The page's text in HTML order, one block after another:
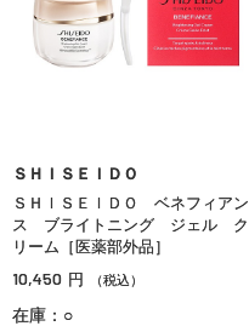
ＳＨＩＳＥＩＤＯ
ＳＨＩＳＥＩＤＯ ベネフィアン
ス ブライトニング ジェル ク
リーム［医薬部外品］
10,450 円 （税込）
在庫：○